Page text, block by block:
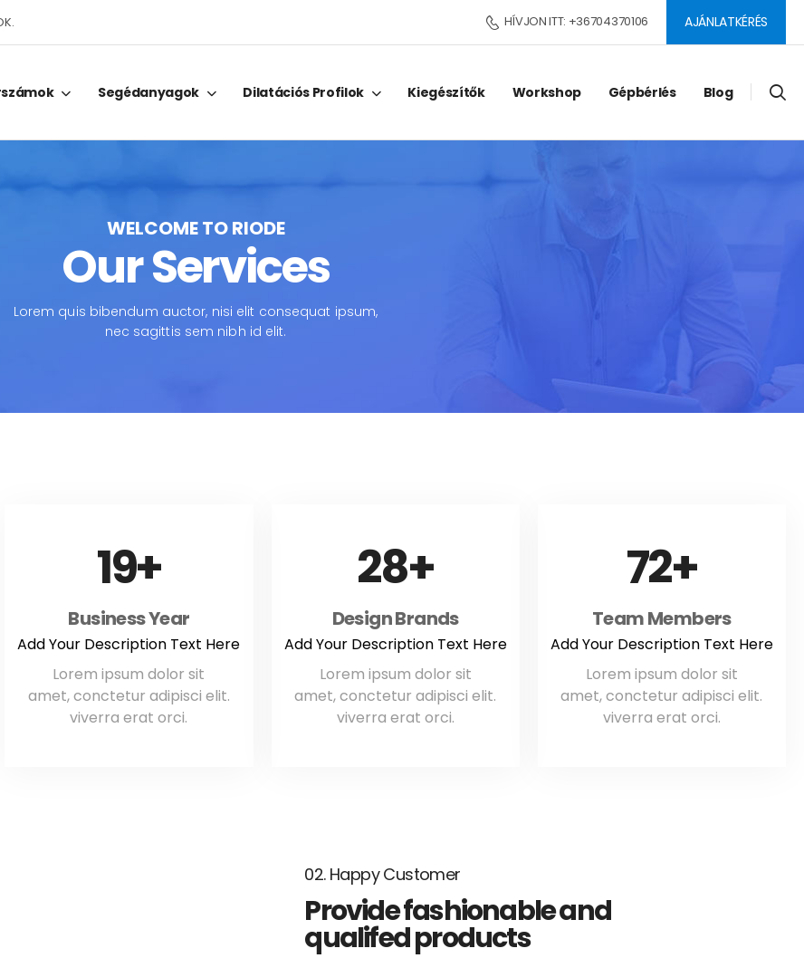
HÍVJON ITT: +36704370106 AJÁNLATKÉRÉS
Segédanyagok Dilatációs Profilok Kiegészítők Workshop Gépbérlés Blog
WELCOME TO RIODE
Our Services
Lorem quis bibendum auctor, nisi elit consequat ipsum,
nec sagittis sem nibh id elit.
26
Business Year
Add Your Description Text Here
Lorem ipsum dolor sit
amet, conctetur adipisci elit.
viverra erat orci.
38
Design Brands
Add Your Description Text Here
Lorem ipsum dolor sit
amet, conctetur adipisci elit.
viverra erat orci.
98
Team Members
Add Your Description Text Here
Lorem ipsum dolor sit
amet, conctetur adipisci elit.
viverra erat orci.
02. Happy Customer
Provide fashionable and
qualifed products